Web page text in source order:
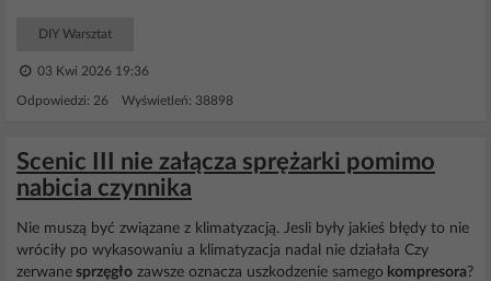
DIY Warsztat
03 Kwi 2026 19:36
Odpowiedzi: 26 Wyświetleń: 38898
Scenic III nie załącza sprężarki pomimo
nabicia czynnika
Nie muszą być związane z klimatyzacją. Jesli były jakieś błędy to nie
wróciły po wykasowaniu a klimatyzacja nadal nie działała Czy
zerwane sprzęgło zawsze oznacza uszkodzenie samego kompresora?